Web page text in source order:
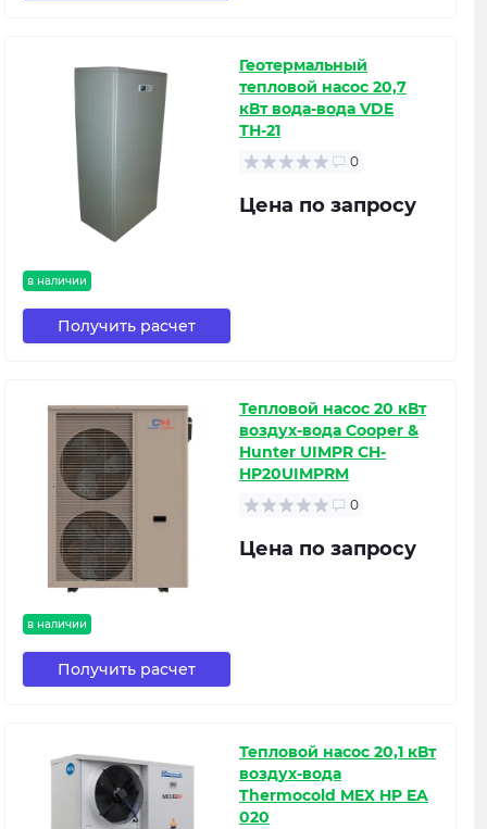
в наличии
Геотермальный
тепловой насос 20,7
кВт вода-вода VDE
ТН-21
0
Цена по запросу
Получить расчет
в наличии
Тепловой насос 20 кВт
воздух-вода Cooper &
Hunter UIMPR CH-
HP20UIMPRM
0
Цена по запросу
Получить расчет
Тепловой насос 20,1 кВт
воздух-вода
Thermocold MEX HP EA
020